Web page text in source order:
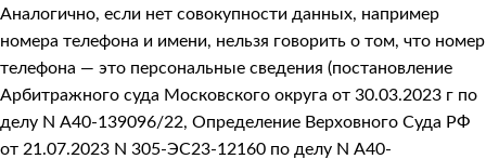
Аналогично, если нет совокупности данных, например
номера телефона и имени, нельзя говорить о том, что номер
телефона — это персональные сведения (постановление
Арбитражного суда Московского округа от 30.03.2023 г по
делу N А40-139096/22, Определение Верховного Суда РФ
от 21.07.2023 N 305-ЭС23-12160 по делу N А40-